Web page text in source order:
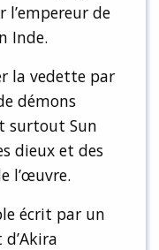
de
Inde.
la vedette par
démons
surtout Sun
dieux et des
l’œuvre.
écrit par un